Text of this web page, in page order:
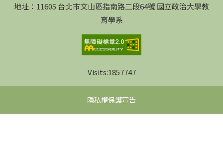
地址：11605 台北市文山區指南路二段64號 國立政治大學教
育學系
Visits:1857747
隱私權保護宣告